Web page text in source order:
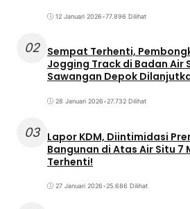
12 Januari 2026•77.896 Dilihat
02 Sempat Terhenti,
Jogging Track di Badan Air
Sawangan Depok
28 Januari 2026•27.732 Dilihat
03 Lapor KDM, Diintimidasi
Bangunan di Atas Air Situ 7
Terhenti!
27 Januari 2026•25.686 Dilihat